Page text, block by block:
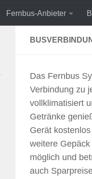
Fernbus-Anbieter
Das Fernbus
Verbindung zu
vollklimatisiert
Getränke
Gerät
weitere
möglich und
auch